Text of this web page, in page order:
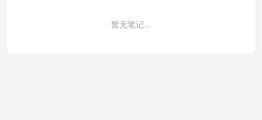
暂无笔记...